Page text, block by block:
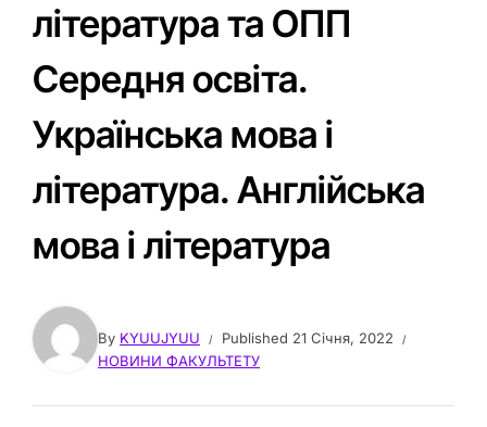
література та ОПП
Середня освіта.
Українська мова і
література. Англійська
мова і література
By KYUUJYUU Published 21 Січня, 2022
НОВИНИ ФАКУЛЬТЕТУ